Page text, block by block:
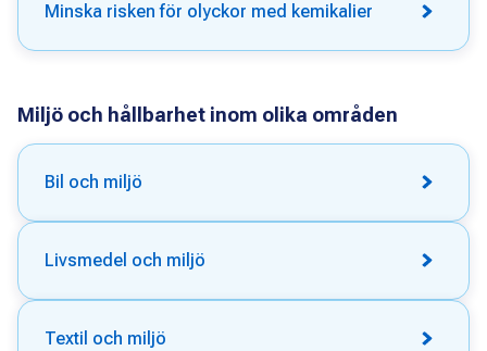
Minska risken för olyckor med kemikalier
Miljö och hållbarhet inom olika områden
Bil och miljö
Livsmedel och miljö
Textil och miljö